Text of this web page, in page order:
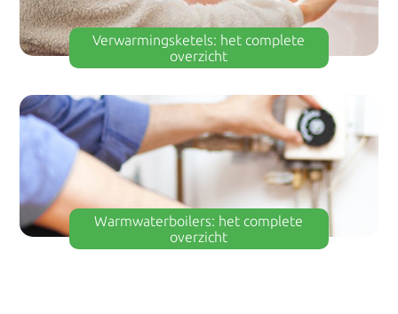
Verwarmingsketels: het complete
overzicht
Warmwaterboilers: het complete
overzicht